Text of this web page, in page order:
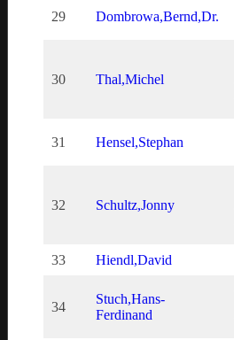
29 Dombrowa,Bernd,Dr.
30 Thal,Michel
31 Hensel,Stephan
32 Schultz,Jonny
33 Hiendl,David
34
Stuch,Hans-
Ferdinand